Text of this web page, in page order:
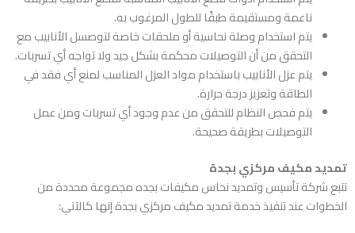
ناعمة ومستقيمة طبقًا للطول المرغوب به.
يتم استخدام وصلة نحاسية أو ملحقات خاصة لتوصسل الأنابيب مع
التحقق من أن التوصيلات محكمة بشكل جيد ولا تواجه أي تسربات.
يتم عزل الأنابيب باستخدام مواد العزل المناسب لمنع أي فقد في
الطاقة وتعزيز درجة حرارة.
يتم فحص النظام للتحقق من عدم وجود أي تسربات ومن عمل
التوصيلات بطريقة صحيحة.
تمديد مكيف مركزي بجدة
تتبعشركة تأسيس وتمديد نحاس مكيفات بجدهمجموعة محددة من
الخطوات عند تنفيذ خدمة تمديد مكيف مركزي بجدة إنها كالآتي: